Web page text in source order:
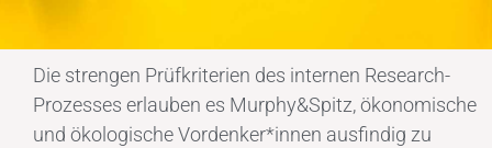
Die strengen Prüfkriterien des internen Research-
Prozesses erlauben es Murphy&Spitz, ökonomische
und ökologische Vordenker*innen ausfindig zu